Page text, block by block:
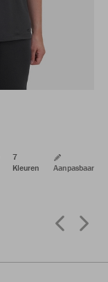
7
Kleuren
Aanpasbaar